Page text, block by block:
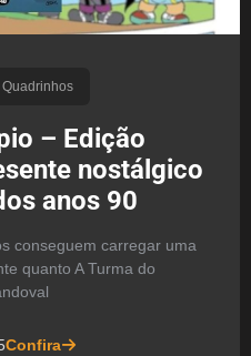
Quadrinhos
– Edição
nostálgico
anos 90
conseguem carregar uma
quanto A Turma do
Confira